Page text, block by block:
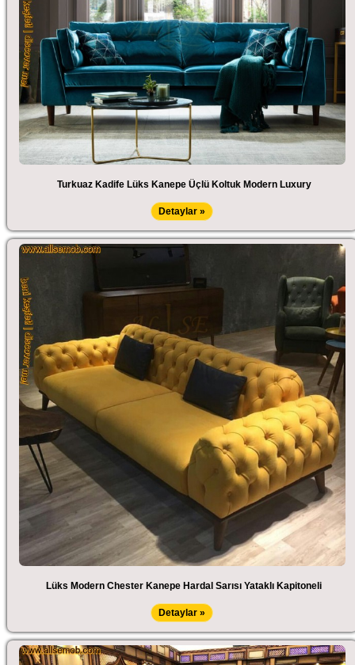
Turkuaz Kadife Lüks Kanepe Üçlü Koltuk Modern Luxury
Detaylar »
Lüks Modern Chester Kanepe Hardal Sarısı Yataklı Kapitoneli
Detaylar »